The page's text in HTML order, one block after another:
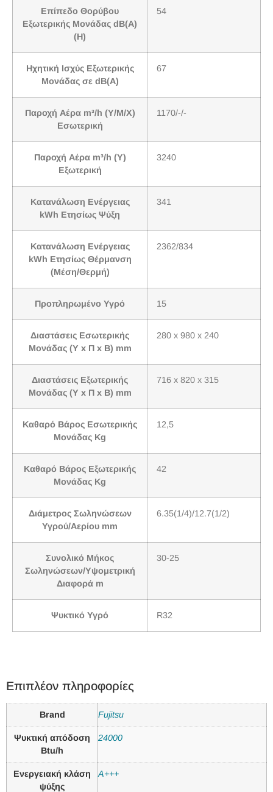
Επίπεδο Θορύβου
Εξωτερικής Μονάδας dB(A)
(H)
54
Ηχητική Ισχύς Εξωτερικής
Μονάδας σε dB(A)
67
Παροχή Αέρα m³/h (Υ/Μ/Χ)
Εσωτερική
1170/-/-
Παροχή Αέρα m³/h (Υ)
Εξωτερική
3240
Κατανάλωση Ενέργειας
kWh Ετησίως Ψύξη
341
Κατανάλωση Ενέργειας
kWh Ετησίως Θέρμανση
(Μέση/Θερμή)
2362/834
Προπληρωμένο Υγρό 15
Διαστάσεις Εσωτερικής
Μονάδας (Υ x Π x Β) mm
280 x 980 x 240
Διαστάσεις Εξωτερικής
Μονάδας (Υ x Π x Β) mm
716 x 820 x 315
Καθαρό Βάρος Εσωτερικής
Μονάδας Kg
12,5
Καθαρό Βάρος Εξωτερικής
Μονάδας Kg
42
Διάμετρος Σωληνώσεων
Υγρού/Αερίου mm
6.35(1/4)/12.7(1/2)
Συνολικό Μήκος
Σωληνώσεων/Υψομετρική
Διαφορά m
30-25
Ψυκτικό Υγρό R32
Επιπλέον πληροφορίες
Brand Fujitsu
Ψυκτική απόδοση
Btu/h
24000
Ενεργειακή κλάση
ψύξης
A+++